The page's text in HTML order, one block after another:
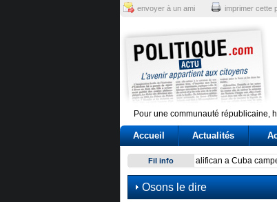
envoyer à un ami imprimer cette
Pour une communauté républicaine,
Accueil Actualités
Fil info Exodus: West
Osons le dire